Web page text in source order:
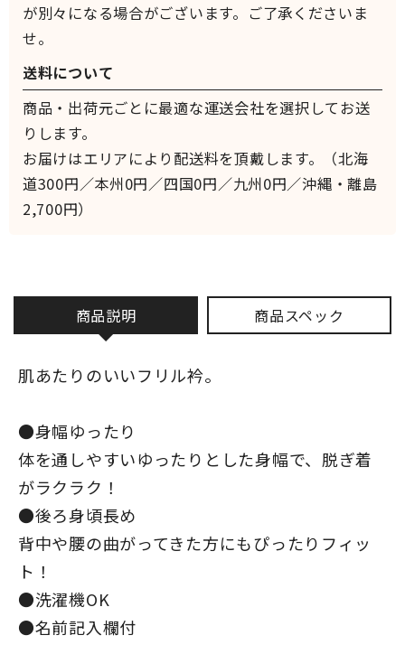
商品説明 商品スペック
肌あたりのいいフリル衿。
●身幅ゆったり
体を通しやすいゆったりとした身幅で、脱ぎ着
がラクラク！
●後ろ身頃長め
背中や腰の曲がってきた方にもぴったりフィッ
ト！
●洗濯機OK
●名前記入欄付
が別々になる場合がございます。ご了承くださいま
せ。
送料について
商品・出荷元ごとに最適な運送会社を選択してお送
りします。
お届けはエリアにより配送料を頂戴します。（北海
道300円／本州0円／四国0円／九州0円／沖縄・離島
2,700円）